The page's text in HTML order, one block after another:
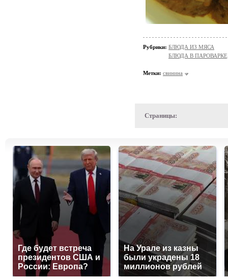
Рубрики: БЛЮДА ИЗ МЯСА
БЛЮДА В
Метки: свинина
Страницы:
Где будет встреча
президентов США и
России: Европа?
На Урале из казны
были украдены 18
миллионов рублей